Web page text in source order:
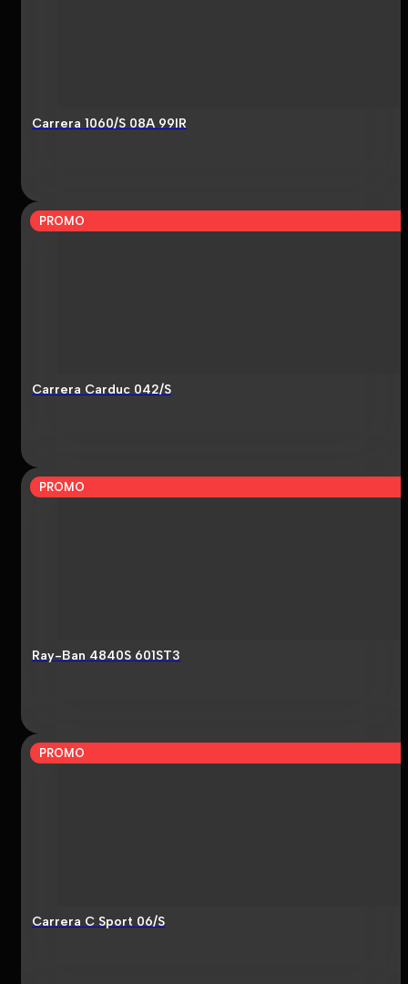
Carrera 1060/S 08A 99IR
PROMO
Carrera Carduc 042/S
PROMO
Ray-Ban 4840S 601ST3
PROMO
Carrera C Sport 06/S